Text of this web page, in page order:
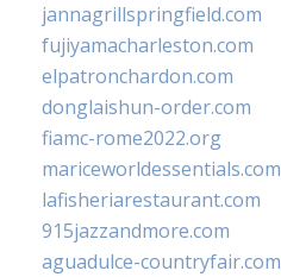
jannagrillspringfield.com
fujiyamacharleston.com
elpatronchardon.com
donglaishun-order.com
fiamc-rome2022.org
mariceworldessentials.com
lafisheriarestaurant.com
915jazzandmore.com
aguadulce-countryfair.com